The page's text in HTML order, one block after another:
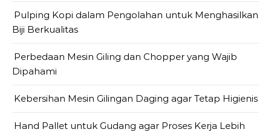
Pulping Kopi dalam Pengolahan untuk Menghasilkan
Biji Berkualitas
Perbedaan Mesin Giling dan Chopper yang Wajib
Dipahami
Kebersihan Mesin Gilingan Daging agar Tetap Higienis
Hand Pallet untuk Gudang agar Proses Kerja Lebih